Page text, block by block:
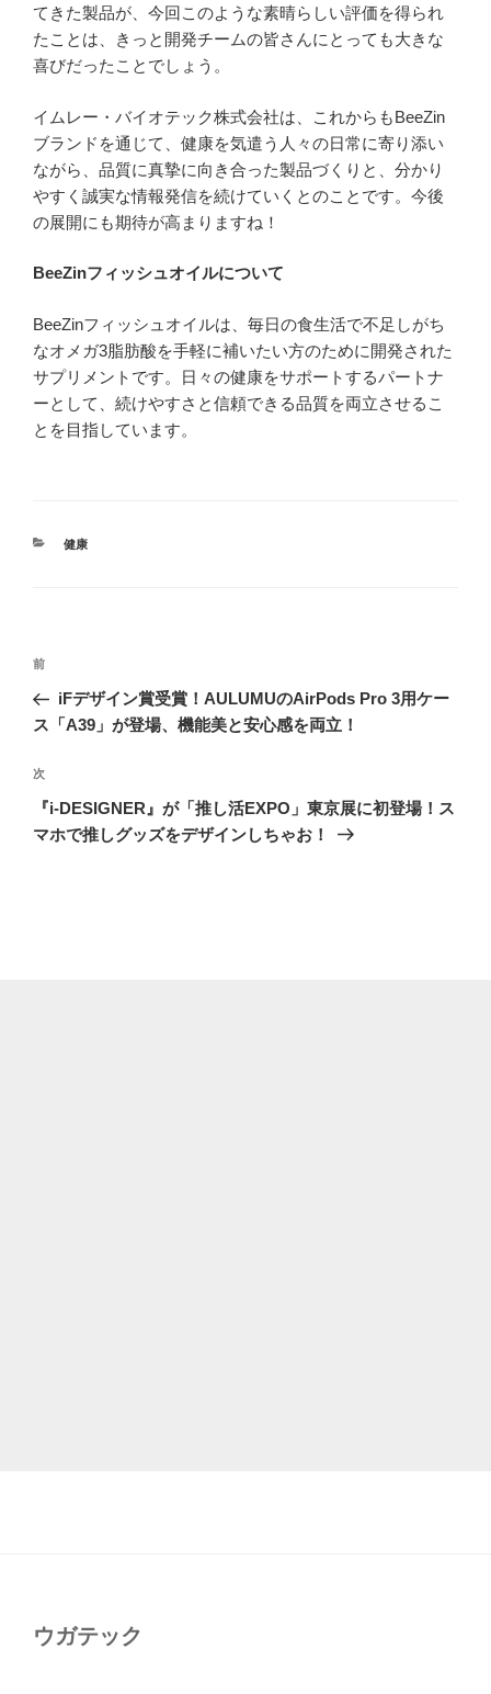
てきた製品が、今回このような素晴らしい評価を得られ
たことは、きっと開発チームの皆さんにとっても大きな
喜びだったことでしょう。
イムレー・バイオテック株式会社は、これからもBeeZin
ブランドを通じて、健康を気遣う人々の日常に寄り添い
ながら、品質に真摯に向き合った製品づくりと、分かり
やすく誠実な情報発信を続けていくとのことです。今後
の展開にも期待が高まりますね！
BeeZinフィッシュオイルについて
BeeZinフィッシュオイルは、毎日の食生活で不足しがち
なオメガ3脂肪酸を手軽に補いたい方のために開発された
サプリメントです。日々の健康をサポートするパートナ
ーとして、続けやすさと信頼できる品質を両立させるこ
とを目指しています。
カ
健康
投
ナ
ゲ
ー
シ
前
の
投
前
iFデザイン賞受賞！AULUMUのAirPods Pro 3用ケー
ス「A39」が登場、機能美と安心感を両立！
次
の
投
次
『i-DESIGNER』が「推し活EXPO」東京展に初登場！ス
マホで推しグッズをデザインしちゃお！
ウガテック